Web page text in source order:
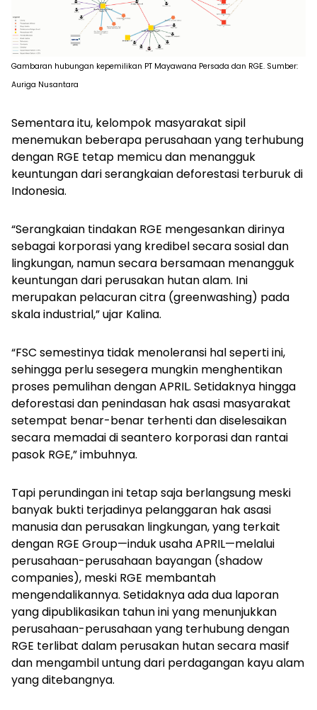
Gambaran hubungan kepemilikan PT Mayawana Persada dan RGE. Sumber:
Auriga Nusantara
Sementara itu, kelompok masyarakat sipil
menemukan beberapa perusahaan yang terhubung
dengan RGE tetap memicu dan menangguk
keuntungan dari serangkaian deforestasi terburuk di
Indonesia.
“Serangkaian tindakan RGE mengesankan dirinya
sebagai korporasi yang kredibel secara sosial dan
lingkungan, namun secara bersamaan menangguk
keuntungan dari perusakan hutan alam. Ini
merupakan pelacuran citra (greenwashing) pada
skala industrial,” ujar Kalina.
“FSC semestinya tidak menoleransi hal seperti ini,
sehingga perlu sesegera mungkin menghentikan
proses pemulihan dengan APRIL. Setidaknya hingga
deforestasi dan penindasan hak asasi masyarakat
setempat benar-benar terhenti dan diselesaikan
secara memadai di seantero korporasi dan rantai
pasok RGE,” imbuhnya.
Tapi perundingan ini tetap saja berlangsung meski
banyak bukti terjadinya pelanggaran hak asasi
manusia dan perusakan lingkungan, yang terkait
dengan RGE Group—induk usaha APRIL—melalui
perusahaan-perusahaan bayangan (shadow
companies), meski RGE membantah
mengendalikannya. Setidaknya ada dua laporan
yang dipublikasikan tahun ini yang menunjukkan
perusahaan-perusahaan yang terhubung dengan
RGE terlibat dalam perusakan hutan secara masif
dan mengambil untung dari perdagangan kayu alam
yang ditebangnya.